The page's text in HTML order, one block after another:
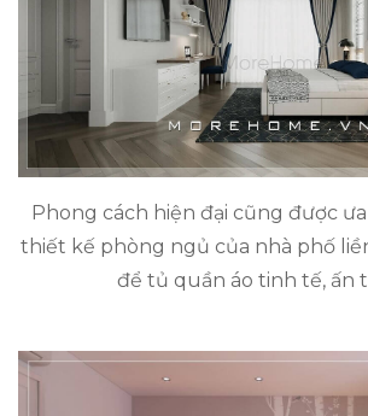
Phong cách hiện đại cũng được
thiết kế phòng ngủ của nhà phố
để tủ quần áo tinh tế, ấn